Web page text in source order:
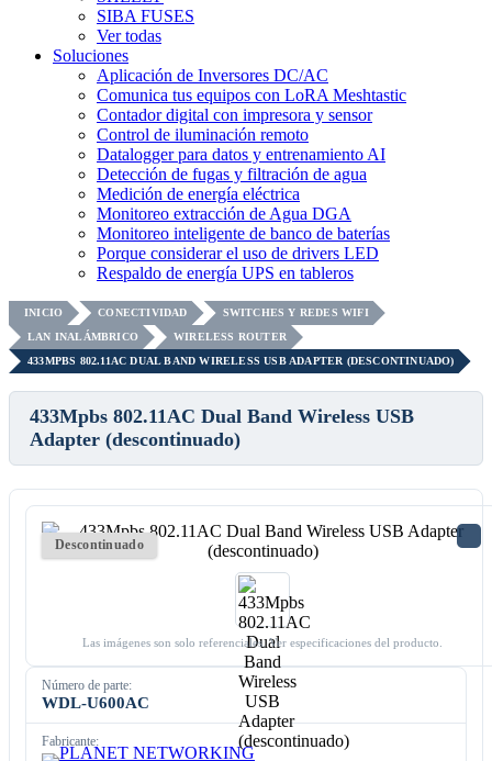
SIBA FUSES
Ver todas
Soluciones
Aplicación de Inversores DC/AC
Comunica tus equipos con LoRA Meshtastic
Contador digital con impresora y sensor
Control de iluminación remoto
Datalogger para datos y entrenamiento AI
Detección de fugas y filtración de agua
Medición de energía eléctrica
Monitoreo extracción de Agua DGA
Monitoreo inteligente de banco de baterías
Porque considerar el uso de drivers LED
Respaldo de energía UPS en tableros
INICIO CONECTIVIDAD
SWITCHES Y REDES WIFI
LAN INALÁMBRICO
WIRELESS ROUTER
433MPBS 802.11AC DUAL BAND WIRELESS USB ADAPTER (DESCONTINUADO)
433Mpbs 802.11AC Dual Band Wireless USB
Adapter (descontinuado)
Descontinuado
Las imágenes son solo referenciales. Ver especificaciones del producto.
Número de parte:
WDL-U600AC
Fabricante: